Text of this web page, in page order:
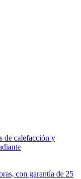
de calefacción y
con garantía de 25